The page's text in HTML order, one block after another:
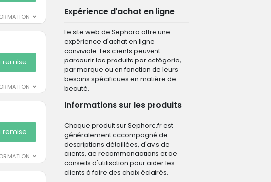
remise
remise
Expérience d'achat en ligne
Le site web de Sephora offre une
expérience d'achat en ligne
conviviale. Les clients peuvent
parcourir les produits par catégorie,
par marque ou en fonction de leurs
besoins spécifiques en matière de
beauté.
Informations sur les produits
Chaque produit sur Sephora.fr est
généralement accompagné de
descriptions détaillées, d'avis de
clients, de recommandations et de
conseils d'utilisation pour aider les
clients à faire des choix éclairés.